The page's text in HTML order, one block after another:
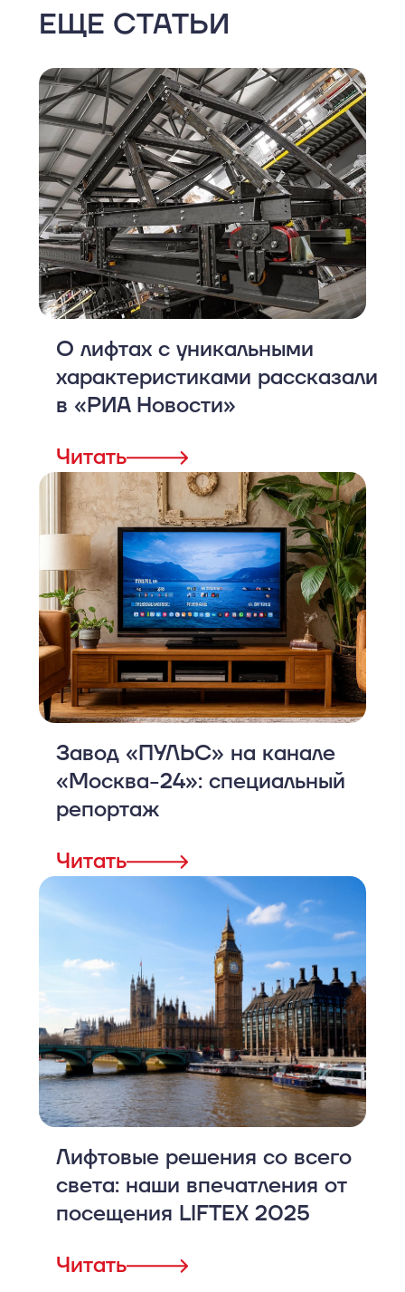
ЕЩЕ СТАТЬИ
О лифтах с уникальными
характеристиками рассказали
в «РИА Новости»
Читать
Завод «ПУЛЬС» на канале
«Москва-24»: специальный
репортаж
Читать
Лифтовые решения со всего
света: наши впечатления от
посещения LIFTEX 2025
Читать